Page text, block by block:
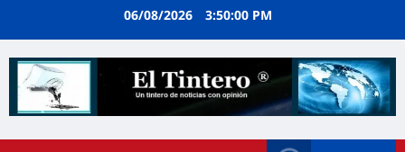
06/08/2026 3:50:01 PM